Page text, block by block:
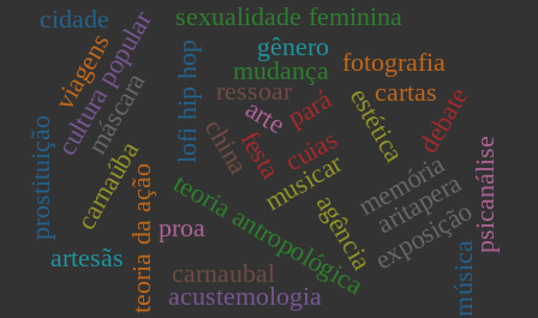
estética
agência
teoria antropológica
arte
teoria da ação musicar
acustemologia
ressoar
lofi hip hop
carnaubal
carnaúba
máscara festa memória
mudança fotografia
proa
pará
cuias
artesãs
aritapera
cultura popular
exposição
prostituição psicanálise
gênero
sexualidade feminina
cartas
viagens
debate
china
música
cidade